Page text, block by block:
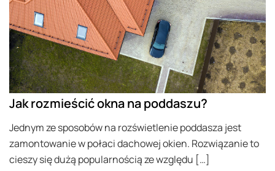
Jak rozmieścić okna na poddaszu?
Jednym ze sposobów na rozświetlenie poddasza jest
zamontowanie w połaci dachowej okien. Rozwiązanie to
cieszy się dużą popularnością ze względu […]